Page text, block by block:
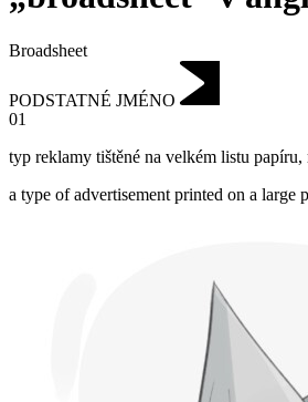
Broadsheet
PODSTATNÉ JMÉNO
01
typ reklamy tištěné na velkém listu papíru,
a type of advertisement printed on a large